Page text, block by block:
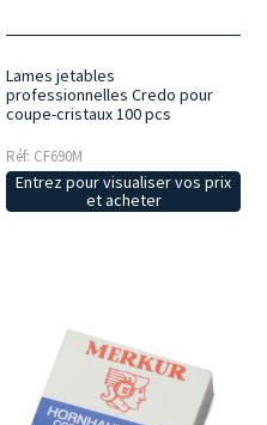
Lames jetables
professionnelles Credo pour
coupe-cristaux 100 pcs
Réf: CF690M
Entrez pour visualiser vos prix
et acheter